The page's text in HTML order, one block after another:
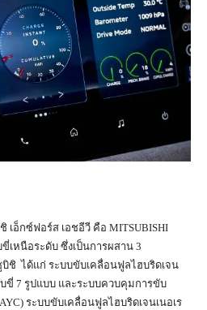
อ็กซ์ฟอร์ส เอชอีวี คือ MITSUBISHI
เหนือระดับ ซึ่งเป็นการผสาน 3
ชิ ได้แก่ ระบบขับเคลื่อนฟูลไฮบริดเจน
ขี่ 7 รูปแบบ และระบบควบคุมการขับ
ระบบขับเคลื่อนฟูลไฮบริดเจนเนอเร